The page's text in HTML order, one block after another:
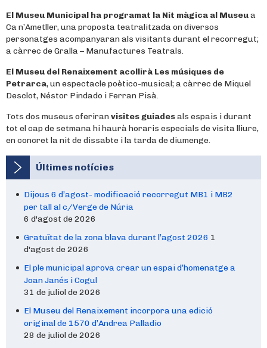
El Museu Municipal ha programat la Nit màgica al Museua
Ca n’Ametller, una proposta teatralitzada on diversos
personatges acompanyaran als visitants durant el recorregut;
a càrrec de Gralla – Manufactures Teatrals.
El Museu del Renaixement acollirà Les músiques de
Petrarca, un espectacle poètico-musical; a càrrec de Miquel
Desclot, Néstor Pindado i Ferran Pisà.
Tots dos museus oferiranvisites guiadesals espais i durant
tot el cap de setmana hi haurà horaris especials de visita lliure,
en concret la nit de dissabte i la tarda de diumenge.
Últimes notícies
Dijous 6 d’agost- modificació recorregut MB1 i MB2
per tall al c/Verge de Núria
6 d'agost de 2026
Gratuïtat de la zona blava durant l’agost 2026 1
d'agost de 2026
El ple municipal aprova crear un espai d’homenatge a
Joan Janés i Cogul
31 de juliol de 2026
El Museu del Renaixement incorpora una edició
original de 1570 d’Andrea Palladio
28 de juliol de 2026